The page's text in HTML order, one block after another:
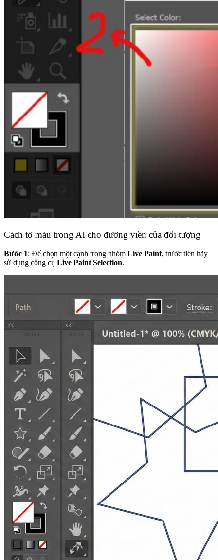
Cách tô màu trong AI cho đường viền của đối tượng
Bước 1: Để chọn một cạnh trong nhóm Live Paint, trước tiên hãy
sử dụng công cụ Live Paint Selection.